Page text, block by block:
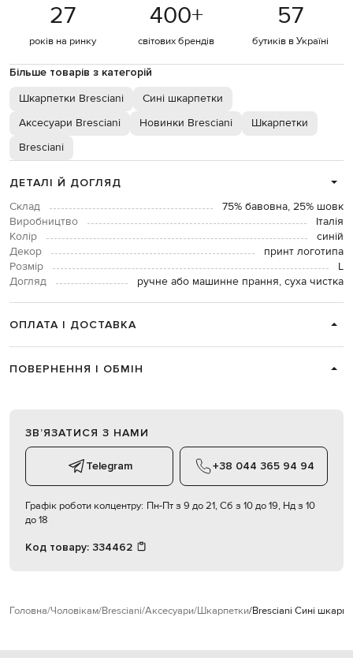
27
років на ринку
400+
світових брендів
57
бутиків в Україні
Більше товарів з категорій
Шкарпетки Bresciani
Сині шкарпетки
Аксесуари Bresciani
Новинки Bresciani
Шкарпетки
Bresciani
ДЕТАЛІ Й ДОГЛЯД
Склад
75% бавовна, 25% шовк
Виробництво
Італія
Колір
синій
Декор
принт логотипа
Розмір
L
Догляд
ручне або машинне прання, суха чистка
ОПЛАТА І ДОСТАВКА
ПОВЕРНЕННЯ І ОБМІН
ЗВʼЯЗАТИСЯ З НАМИ
Telegram +38 044 365 94 94
Графік роботи колцентру: Пн-Пт з 9 до 21, Сб з 10 до 19, Нд з 10
до 18
Код товару: 334462
Головна Чоловікам Bresciani Аксесуари Шкарпетки Bresciani Сині